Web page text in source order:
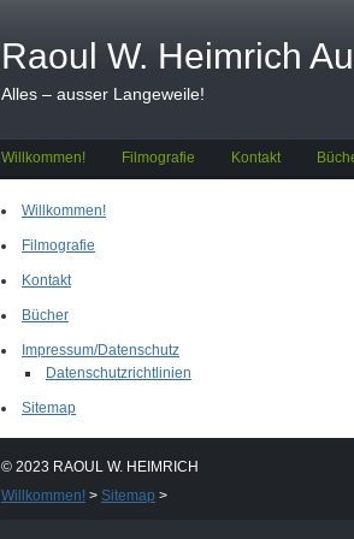
Raoul W. Heimrich
Alles – ausser Langeweile!
Willkommen! Filmografie Kontakt
Willkommen!
Filmografie
Kontakt
Bücher
Impressum/Datenschutz
Datenschutzrichtlinien
Sitemap
© 2023 RAOUL W. HEIMRICH
Willkommen! > Sitemap >